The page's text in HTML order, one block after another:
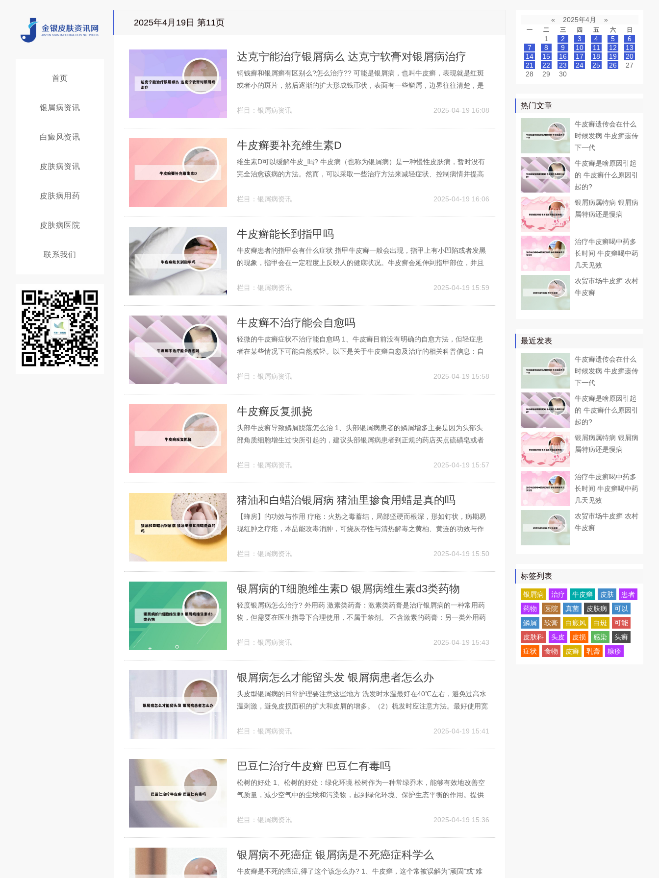
首页
银屑病资讯
白癜风资讯
皮肤病资讯
皮肤病用药
皮肤病医院
联系我们
2025年4月19日 第11页
达克宁能治疗银屑病么 达克宁软膏对银屑病治疗
铜钱癣和银屑癣有区别么?怎么治疗?? 可能是银屑病，也叫牛皮癣，表现就是红斑
或者小的斑片，然后逐渐的扩大形成钱币状，表面有一些鳞屑，边界往往清楚，是
是发展的过程还是稳定的过程，采用不同的治疗。您这是普通的真菌感染。一般先
栏目： 银屑病资讯 2025-04-19 16:08
牛皮癣要补充维生素D
维生素D可以缓解牛皮_吗? 牛皮病（也称为银屑病）是一种慢性皮肤病，暂时没有
完全治愈该病的方法。然而，可以采取一些治疗方法来减轻症状、控制病情并提高
和瘙痒症状，并促进皮肤细胞的正常生长。获得维生素D方法高脂肪鱼类食用高脂肪
栏目： 银屑病资讯 2025-04-19 16:06
牛皮癣能长到指甲吗
牛皮癣患者的指甲会有什么症状 指甲牛皮癣一般会出现，指甲上有小凹陷或者发黑
的现象，指甲会在一定程度上反映人的健康状况。牛皮癣会延伸到指甲部位，并且
院做检查以对症的治疗，不要盲目用药而是要在医师指导下合理用药。牛皮癣患者
栏目： 银屑病资讯 2025-04-19 15:59
牛皮癣不治疗能会自愈吗
轻微的牛皮癣症状不治疗能自愈吗 1、牛皮癣目前没有明确的自愈方法，但轻症患
者在某些情况下可能自然减轻。以下是关于牛皮癣自愈及治疗的相关科普信息：自
而，这并不意味着牛皮癣可以自愈或根治，因为本病容易反复发作。2、综上所述，
栏目： 银屑病资讯 2025-04-19 15:58
牛皮癣反复抓挠
头部牛皮癣导致鳞屑脱落怎么治 1、头部银屑病患者的鳞屑增多主要是因为头部头
部角质细胞增生过快所引起的，建议头部银屑病患者到正规的药店买点硫磺皂或者
帮助的。2、尽量选择一些温和性的洗发液。 头部牛皮癣患者要保持头皮的清洁，
栏目： 银屑病资讯 2025-04-19 15:57
猪油和白蜡治银屑病 猪油里掺食用蜡是真的吗
【蜂房】的功效与作用 疗疮：火热之毒蓄结，局部坚硬而根深，形如钉状，病期易
现红肿之疗疮，本品能攻毒消肿，可烧灰存性与清热解毒之黄柏、黄连的功效与作
服。如毒疮生于手指，赤肿坚硬，疼痛难忍者，以本品研末配乳香末少许，以醋调
栏目： 银屑病资讯 2025-04-19 15:50
银屑病的T细胞维生素D 银屑病维生素d3类药物
轻度银屑病怎么治疗? 外用药 激素类药膏：激素类药膏是治疗银屑病的一种常用药
物，但需要在医生指导下合理使用，不属于禁剂。 不含激素的药膏：另一类外用药
繁多，包括口服药物和外用药物。口服药物方面，阿维A胶囊和羟基脲片是常用的治
栏目： 银屑病资讯 2025-04-19 15:43
银屑病怎么才能留头发 银屑病患者怎么办
头皮型银屑病的日常护理要注意这些地方 洗发时水温最好在40℃左右，避免过高水
温刺激，避免皮损面积的扩大和皮屑的增多。（2）梳发时应注意方法。最好使用宽
的扩大，不利于康复。（3）外用药的剂型选择要适宜，操作方法要恰当。保持头皮
栏目： 银屑病资讯 2025-04-19 15:41
巴豆仁治疗牛皮癣 巴豆仁有毒吗
松树的好处 1、松树的好处：绿化环境 松树作为一种常绿乔木，能够有效地改善空
气质量，减少空气中的尘埃和污染物，起到绿化环境、保护生态平衡的作用。提供
有助于维持大气中的氧气平衡。2、小松树释放负离子：这种常见的树木能够产生负
栏目： 银屑病资讯 2025-04-19 15:36
银屑病不死癌症 银屑病是不死癌症科学么
牛皮癣是不死的癌症,得了这个该怎么办? 1、牛皮癣，这个常被误解为“顽固”或“难
« 2025年4月 »
一 二 三 四 五 六 日
1 2 3 4 5
6
7
8 9 10 11 12
13
14
15 16 17 18 19
20
21
22 23 24 25 26
27
28
29 30
热门文章
牛皮癣遗传会在什么
时候发病 牛皮癣遗传
下一代
牛皮癣是啥原因引起
的 牛皮癣什么原因引
起的?
银屑病属特病 银屑病
属特病还是慢病
治疗牛皮癣喝中药多
长时间 牛皮癣喝中药
几天见效
农贸市场牛皮癣 农村
牛皮癣
最近发表
牛皮癣遗传会在什么
时候发病 牛皮癣遗传
下一代
牛皮癣是啥原因引起
的 牛皮癣什么原因引
起的?
银屑病属特病 银屑病
属特病还是慢病
治疗牛皮癣喝中药多
长时间 牛皮癣喝中药
几天见效
农贸市场牛皮癣 农村
牛皮癣
标签列表
银屑病 治疗 牛皮癣 皮肤
患者
药物
医院 真菌 皮肤病
可以
鳞屑
软膏 白癜风 白斑
可能
皮肤科
头皮 皮损 感染
头癣
症状
食物 皮癣 乳膏 糠疹